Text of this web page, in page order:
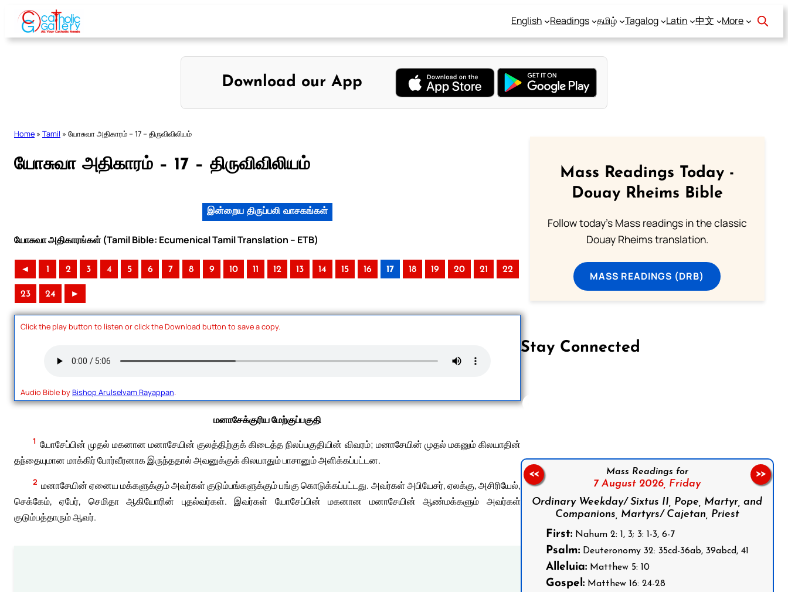
Skip
content
English Readings தமிழ் Tagalog Latin 中文 More
Download our App
Home » Tamil » யோசுவா அதிகாரம் – 17 – திருவிவிலியம்
யோசுவா அதிகாரம் – 17 – திருவிவிலியம்
இன்றைய திருப்பலி வாசகங்கள்
யோசுவா அதிகாரங்கள் (Tamil Bible: Ecumenical Tamil Translation – ETB)
◄ 1 2 3 4 5 6 7 8 9 10 11 12 13 14 15 16 17 18 19 20 21 22
23 24 ►
Click the play button to listen or click the Download button to save a copy.
Audio Bible byBishop Arulselvam Rayappan.
மனாசேக்குரிய மேற்குப்பகுதி
1 யோசேப்பின் முதல் மகனான மனாசேயின் குலத்திற்குக் கிடைத்த நிலப்பகுதியின் விவரம்; மனாசேயின் முதல் மகனும் கிலயாதின்
தந்தையுமான மாக்கிர் போர்வீரனாக இருந்ததால் அவனுக்குக் கிலயாதும் பாசானும் அளிக்கப்பட்டன.
2 மனாசேயின் ஏனைய மக்களுக்கும் அவர்கள் குடும்பங்களுக்கும் பங்கு கொடுக்கப்பட்டது. அவர்கள் அபியேசர், ஏலக்கு, அசிரியேல்,
செக்கேம், ஏபேர், செமிதா ஆகியோரின் புதல்வர்கள். இவர்கள் யோசேப்பின் மகனான மனாசேயின் ஆண்மக்களும் அவர்கள்
குடும்பத்தாரும் ஆவர்.
Mass Readings Today -
Douay Rheims Bible
Follow today's Mass readings in the classic
Douay Rheims translation.
MASS READINGS (DRB)
Stay Connected
Follow us on Facebook
Mass Readings for
7 August 2026, Friday
Ordinary Weekday/ Sixtus II, Pope, Martyr, and
Companions, Martyrs/ Cajetan, Priest
First:Nahum 2: 1, 3; 3: 1-3, 6-7
Psalm:Deuteronomy 32: 35cd-36ab, 39abcd, 41
Alleluia:Matthew 5: 10
Gospel:Matthew 16: 24-28
<< >>